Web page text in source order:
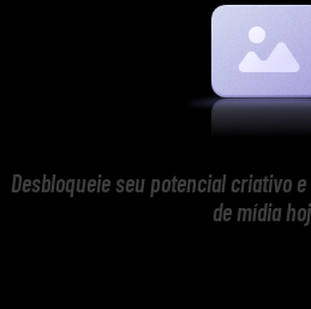
Desbloqueie seu potencial criativo
de mídia